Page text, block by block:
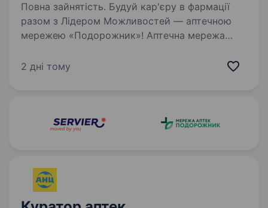
Повна зайнятість. Будуй кар'єру в фармації
разом з Лідером Можливостей — аптечною
мережею «Подорожник»! Аптечна мережа
в Україні, що об'єднує понад 2000 аптек і
2 дні тому